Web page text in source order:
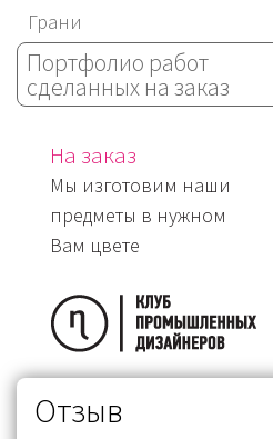
Грани
Портфолио работ
сделанных на заказ
На заказ
Мы изготовим наши
предметы в нужном
Вам цвете
Отзыв